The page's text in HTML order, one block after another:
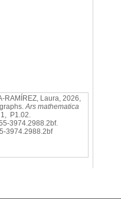
RAMÍREZ, Laura, 2026,
Ars mathematica
P1.02.
3974.2988.2bf.
3974.2988.2bf